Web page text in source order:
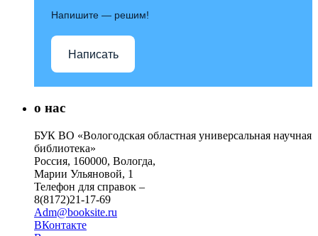
Напишите — решим!
Написать
о нас
БУК ВО «Вологодская областная универсальная научная
библиотека»
Россия, 160000, Вологда,
Марии Ульяновой, 1
Телефон для справок –
8(8172)21-17-69
Adm@booksite.ru
ВКонтакте